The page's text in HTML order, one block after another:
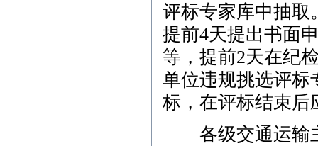
评标专家库中抽取
提前4天提出书面
等，提前2天在纪
单位违规挑选评标
标，在评标结束后
各级交通运输主